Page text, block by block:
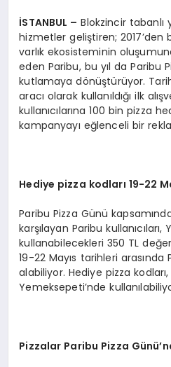
İSTANBUL – Blokzincir tabanlı
hizmetler geliştiren;
varlık ekosisteminin
eden Paribu, bu yıl da Paribu
kutlamaya dönüştürüyor.
aracı olarak kullanıldığı ilk
kullanıcılarına 100 bin pizza
kampanyayı eğlenceli bir
Hediye pizza kodları 19-22
Paribu Pizza Günü kapsamında
karşılayan Paribu
kullanabilecekleri 350 TL
19-22 Mayıs tarihleri
alabiliyor. Hediye pizza kodları,
Yemeksepeti’nde
Pizzalar Paribu Pizza